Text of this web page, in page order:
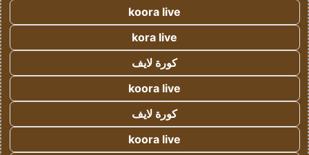
koora live
kora live
كورة لايف
koora live
كورة لايف
koora live